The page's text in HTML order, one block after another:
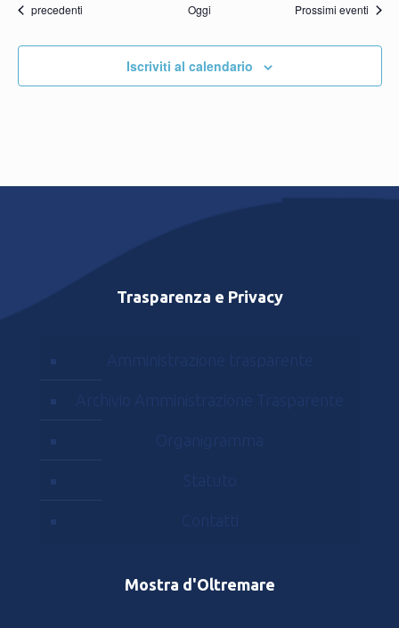
Eventi
precedenti Oggi Prossimi eventi
Iscriviti al calendario
Trasparenza e Privacy
Amministrazione trasparente
Archivio Amministrazione Trasparente
Organigramma
Statuto
Contatti
Mostra d'Oltremare